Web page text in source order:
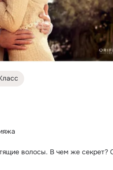
волосы. В чем же секрет?